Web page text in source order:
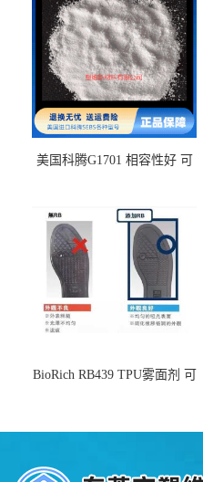
美国科腾G1701 相容性好 可
BioRich RB439 TPU雾面剂 可